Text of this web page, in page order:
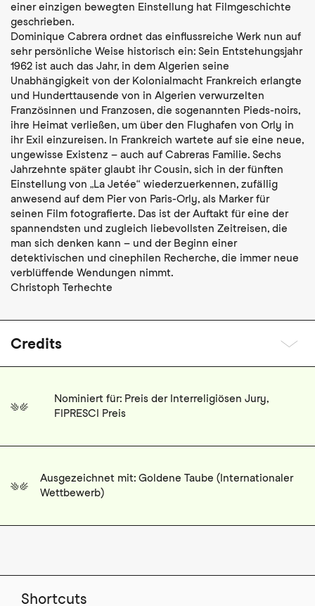
einer einzigen bewegten Einstellung hat Filmgeschichte
geschrieben.
Dominique Cabrera ordnet das einflussreiche Werk nun auf
sehr persönliche Weise historisch ein: Sein Entstehungsjahr
1962 ist auch das Jahr, in dem Algerien seine
Unabhängigkeit von der Kolonialmacht Frankreich erlangte
und Hunderttausende von in Algerien verwurzelten
Französinnen und Franzosen, die sogenannten Pieds-noirs,
ihre Heimat verließen, um über den Flughafen von Orly in
ihr Exil einzureisen. In Frankreich wartete auf sie eine neue,
ungewisse Existenz – auch auf Cabreras Familie. Sechs
Jahrzehnte später glaubt ihr Cousin, sich in der fünften
Einstellung von „La Jetée“ wiederzuerkennen, zufällig
anwesend auf dem Pier von Paris-Orly, als Marker für
seinen Film fotografierte. Das ist der Auftakt für eine der
spannendsten und zugleich liebevollsten Zeitreisen, die
man sich denken kann – und der Beginn einer
detektivischen und cinephilen Recherche, die immer neue
verblüffende Wendungen nimmt.
Christoph Terhechte
Credits
Nominiert für: Preis der Interreligiösen Jury,
FIPRESCI Preis
Ausgezeichnet mit: Goldene Taube (Internationaler
Wettbewerb)
Shortcuts